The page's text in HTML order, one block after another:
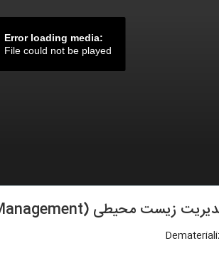
Error loading media:
File could not be played